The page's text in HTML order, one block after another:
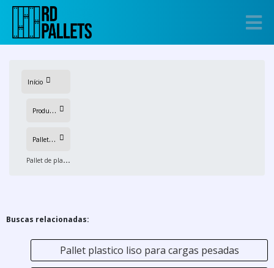
Início
P
rodutos
P
allets de plastico
P
allet de plastico reforçado
Buscas relacionadas:
Pallet plastico liso para cargas pesadas